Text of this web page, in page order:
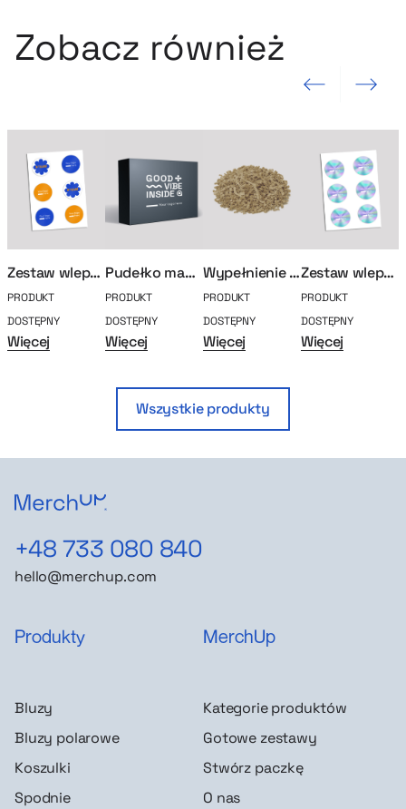
Zobacz również
Poprzedni slajd Następny
Zestaw wlepek
PRODUKT
DOSTĘPNY
Więcej
Pudełko magnetyczne L
PRODUKT
DOSTĘPNY
Więcej
Wypełnienie pudełka (craft)
PRODUKT
DOSTĘPNY
Więcej
Zestaw wlepek holograficznych
PRODUKT
DOSTĘPNY
Więcej
Wszystkie produkty
+48 733 080 840
hello@merchup.com
Produkty
Bluzy
Bluzy polarowe
Koszulki
Spodnie
MerchUp
Kategorie produktów
Gotowe zestawy
Stwórz paczkę
O nas